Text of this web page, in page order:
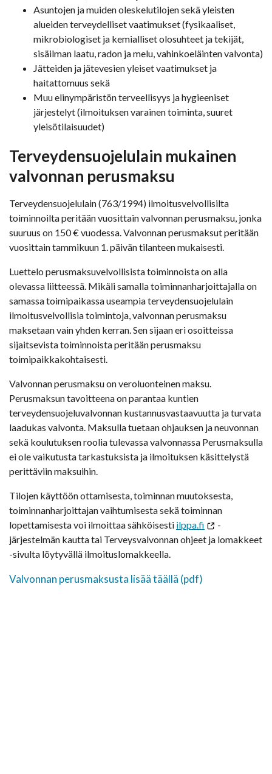
Asuntojen ja muiden oleskelutilojen sekä yleisten
alueiden terveydelliset vaatimukset (fysikaaliset,
mikrobiologiset ja kemialliset olosuhteet ja tekijät,
sisäilman laatu, radon ja melu, vahinkoeläinten valvonta)
Jätteiden ja jätevesien yleiset vaatimukset ja
haitattomuus sekä
Muu elinympäristön terveellisyys ja hygieeniset
järjestelyt (ilmoituksen varainen toiminta, suuret
yleisötilaisuudet)
Terveydensuojelulain mukainen
valvonnan perusmaksu
Terveydensuojelulain (763/1994) ilmoitusvelvollisilta
toiminnoilta peritään vuosittain valvonnan perusmaksu, jonka
suuruus on 150 € vuodessa. Valvonnan perusmaksut peritään
vuosittain tammikuun 1. päivän tilanteen mukaisesti.
Luettelo perusmaksuvelvollisista toiminnoista on alla
olevassa liitteessä. Mikäli samalla toiminnanharjoittajalla on
samassa toimipaikassa useampia terveydensuojelulain
ilmoitusvelvollisia toimintoja, valvonnan perusmaksu
maksetaan vain yhden kerran. Sen sijaan eri osoitteissa
sijaitsevista toiminnoista peritään perusmaksu
toimipaikkakohtaisesti.
Valvonnan perusmaksu on veroluonteinen maksu.
Perusmaksun tavoitteena on parantaa kuntien
terveydensuojeluvalvonnan kustannusvastaavuutta ja turvata
laadukas valvonta. Maksulla tuetaan ohjauksen ja neuvonnan
sekä koulutuksen roolia tulevassa valvonnassa Perusmaksulla
ei ole vaikutusta tarkastuksista ja ilmoituksen käsittelystä
perittäviin maksuihin.
Tilojen käyttöön ottamisesta, toiminnan muutoksesta,
toiminnanharjoittajan vaihtumisesta sekä toiminnan
lopettamisesta voi ilmoittaa sähköisesti ilppa.fi
-
järjestelmän kautta tai Terveysvalvonnan ohjeet ja lomakkeet
-sivulta löytyvällä ilmoituslomakkeella.
Valvonnan perusmaksusta lisää täällä (pdf)